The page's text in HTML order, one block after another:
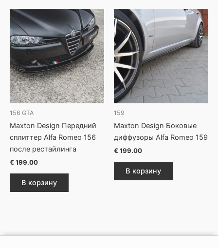
156 GTA
Maxton Design Передний
сплиттер Alfa Romeo 156
после рестайлинга
€ 199.00
В корзину
159
Maxton Design Боковые
диффузоры Alfa Romeo 159
€ 199.00
В корзину